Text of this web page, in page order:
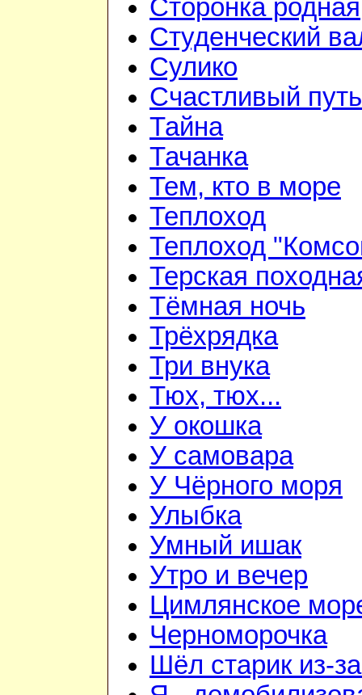
Сторонка родная
Студенческий
Сулико
Счастливый путь
Тайна
Тачанка
Тем, кто в море
Теплоход
Теплоход
Терская
Тёмная ночь
Трёхрядка
Три внука
Тюх, тюх...
У окошка
У самовара
У Чёрного моря
Улыбка
Умный ишак
Утро и вечер
Цимлянское
Черноморочка
Шёл старик из-